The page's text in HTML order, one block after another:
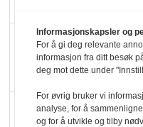
KI
Informasjonskapsler og
For å gi deg relevante
informasjon fra ditt besøk
deg mot dette under
For øvrig bruker vi
analyse, for å
og for å utvikle og tilby